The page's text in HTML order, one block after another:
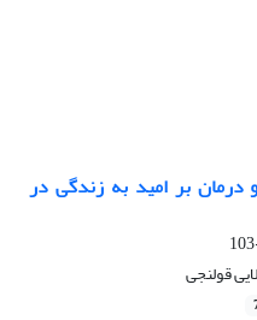
بر امید به زندگی در
قولنجی